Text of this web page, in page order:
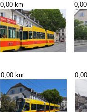
0,00 km
0,00 km